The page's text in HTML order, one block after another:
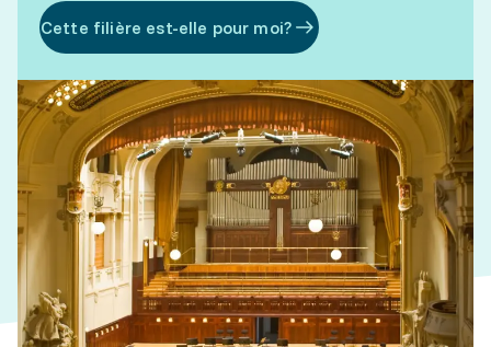
Cette filière est-elle pour moi?